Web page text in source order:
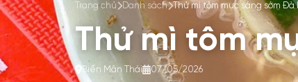
Trang chủ Danh sách Thử mì tôm mực sáng sớm Đà
Thử mì tôm
Biển Mân Thái 07/05/2026